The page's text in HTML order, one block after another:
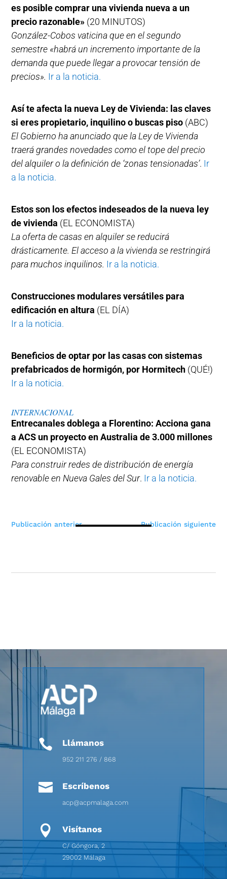
es posible comprar una vivienda nueva a un
precio razonable» (20 MINUTOS)
González-Cobos vaticina que en el segundo
semestre «habrá un incremento importante de la
demanda que puede llegar a provocar tensión de
precios». Ir a la noticia.
Así te afecta la nueva Ley de Vivienda: las claves
si eres propietario, inquilino o buscas piso (ABC)
El Gobierno ha anunciado que la Ley de Vivienda
traerá grandes novedades como el tope del precio
del alquiler o la definición de ‘zonas tensionadas’. Ir
a la noticia.
Estos son los efectos indeseados de la nueva ley
de vivienda (EL ECONOMISTA)
La oferta de casas en alquiler se reducirá
drásticamente. El acceso a la vivienda se restringirá
para muchos inquilinos. Ir a la noticia.
Construcciones modulares versátiles para
edificación en altura (EL DÍA)
Ir a la noticia.
Beneficios de optar por las casas con sistemas
prefabricados de hormigón, por Hormitech (QUÉ!)
Ir a la noticia.
INTERNACIONAL
Entrecanales doblega a Florentino: Acciona gana
a ACS un proyecto en Australia de 3.000 millones
(EL ECONOMISTA)
Para construir redes de distribución de energía
renovable en Nueva Gales del Sur. Ir a la noticia.
Navegación
Publicación anterior Publicación siguiente
 Llámanos
952 211 276 / 868
 Escríbenos
acp@acpmalaga.com
 Visítanos
C/ Góngora, 2
29002 Málaga